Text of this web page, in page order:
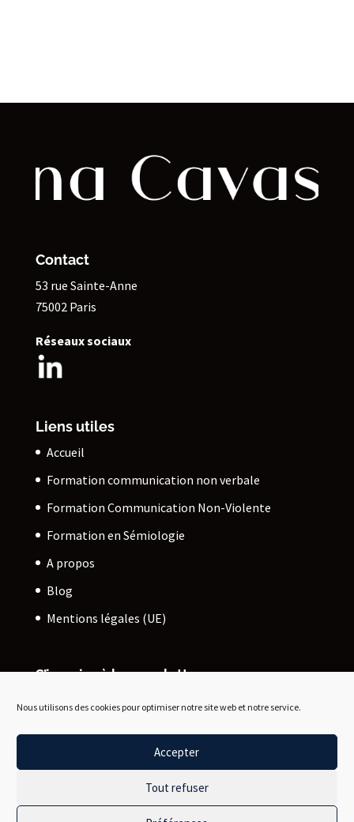
Nous utilisons des cookies pour optimiser notre site web et notre service.
Accepter
Tout refuser
Contact
53 rue Sainte-Anne
75002 Paris
Réseaux sociaux
Liens utiles
Accueil
Formation communication non verbale
Formation Communication Non-Violente
Formation en Sémiologie
A propos
Blog
Mentions légales (UE)
S’inscrire à la newsletter
Découvrez mes actualités et mes derniers articles !
JE M’ABONNE